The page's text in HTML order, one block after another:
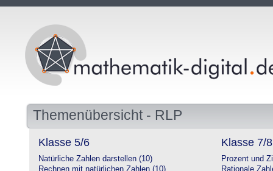
Themenübersicht - RLP
Klasse 5/6
Natürliche Zahlen darstellen (10)
Rechnen mit natürlichen Zahlen (10)
Klasse 7/8
Prozent und
Rationale